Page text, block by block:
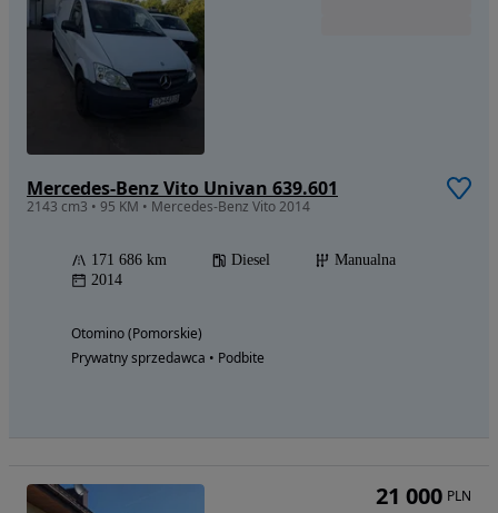
Mercedes-Benz Vito Univan 639.601
2143 cm3 • 95 KM • Mercedes-Benz Vito 2014
171 686 km Diesel
Manualna
2014
Otomino (Pomorskie)
Prywatny sprzedawca • Podbite
21 000 PLN